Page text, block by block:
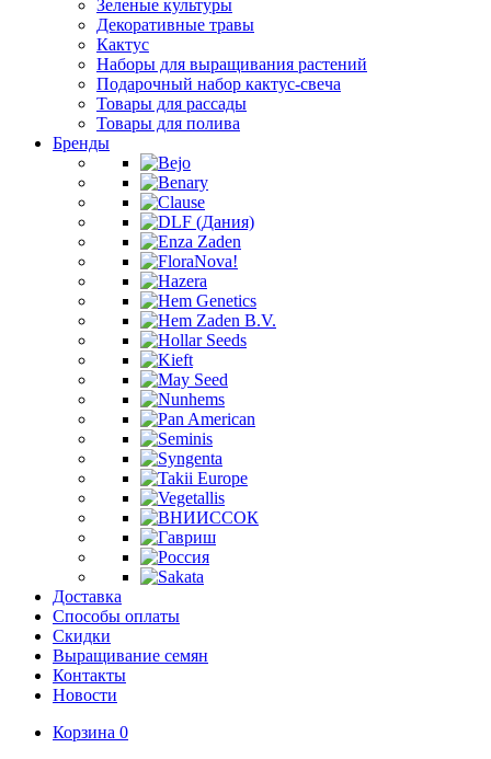
Зеленые культуры
Декоративные травы
Кактус
Наборы для выращивания растений
Подарочный набор кактус-свеча
Товары для рассады
Товары для полива
Бренды
Доставка
Способы оплаты
Скидки
Выращивание семян
Контакты
Новости
Корзина 0